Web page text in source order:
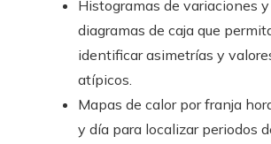
Histogramas de variaciones y
diagramas de caja que
identificar asimetrías y
atípicos.
Mapas de calor por franja
y día para localizar periodos